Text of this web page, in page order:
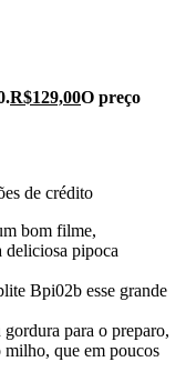
R$129,00O preço
de crédito
bom filme,
deliciosa pipoca
Bpi02b esse grande
para o preparo,
milho, que em poucos